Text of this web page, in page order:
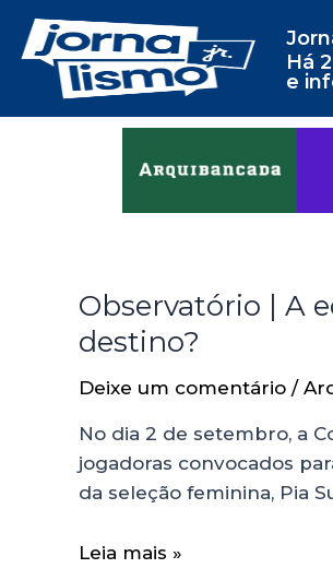
Há
e
Observatório | A
destino?
Deixe um comentário /
No dia 2 de setembro, a
jogadoras convocados
da seleção feminina, Pia
Leia mais »